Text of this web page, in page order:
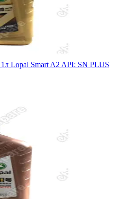
Lopal Smart A2 API: SN PLUS